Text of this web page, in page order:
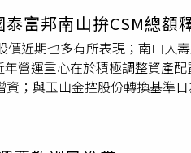
但當時還沒有錢買下來，後來
刻。」
底下留言幾乎一面倒，紛紛
不僅跨足演藝圈發行個人唱片
「一定是水蜜桃，我有買她
，他至今仍在螢光幕前陪伴
白，之前是葡萄姐姐」、「
富邦南山拚CSM總額
近期也多有所表現；南山人
營運重心在於積極調整資產
；與玉山金控股份轉換基準
保障型保單，包括溢外型健
半年壽險業稅後獲利前三名
於上半年全球與台灣資本市場